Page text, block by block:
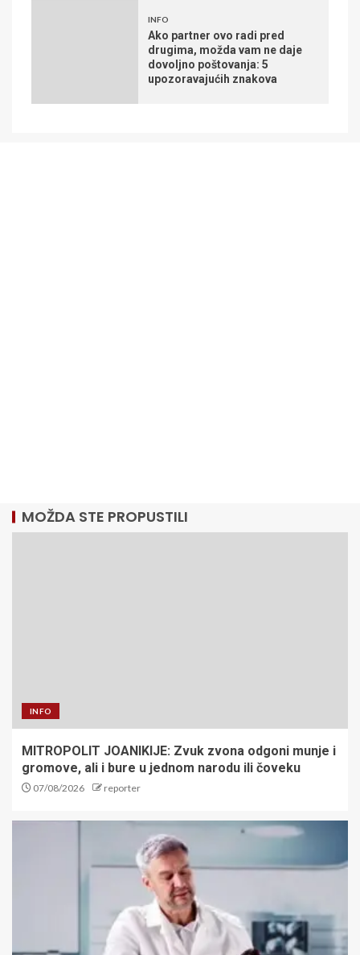
INFO
Ako partner ovo radi pred
drugima, možda vam ne daje
dovoljno poštovanja: 5
upozoravajućih znakova
MOŽDA STE PROPUSTILI
INFO
MITROPOLIT JOANIKIJE: Zvuk zvona odgoni munje i
gromove, ali i bure u jednom narodu ili čoveku
07/08/2026 reporter